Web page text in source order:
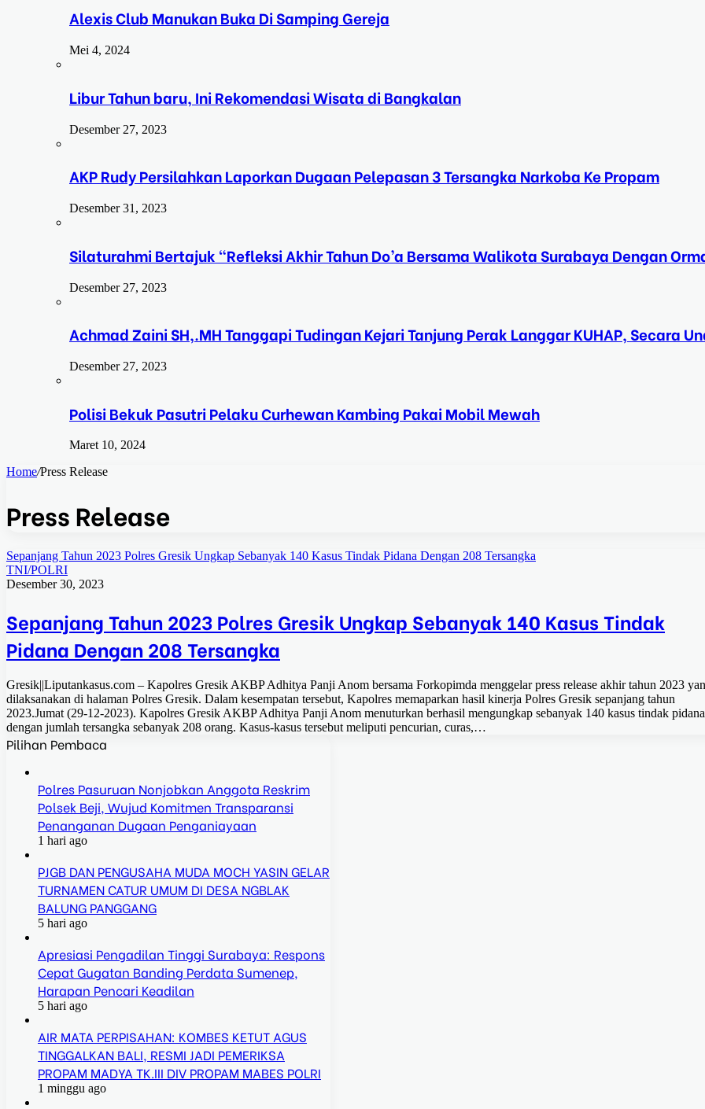
Alexis Club Manukan Buka Di Samping Gereja
Mei 4, 2024
Libur Tahun baru, Ini Rekomendasi Wisata di Bangkalan
Desember 27, 2023
AKP Rudy Persilahkan Laporkan Dugaan Pelepasan 3 Tersangka Narkoba Ke Propam
Desember 31, 2023
Silaturahmi Bertajuk “Refleksi Akhir Tahun Do’a Bersama Walikota Surabaya Dengan
Desember 27, 2023
Achmad Zaini SH,.MH Tanggapi Tudingan Kejari Tanjung Perak Langgar KUHAP, Secara
Desember 27, 2023
Polisi Bekuk Pasutri Pelaku Curhewan Kambing Pakai Mobil Mewah
Maret 10, 2024
Home/Press Release
Press Release
Sepanjang Tahun 2023 Polres Gresik Ungkap Sebanyak 140 Kasus Tindak Pidana Dengan 208 Tersangka
TNI/POLRI
Desember 30, 2023
Sepanjang Tahun 2023 Polres Gresik Ungkap Sebanyak 140 Kasus Tindak
Pidana Dengan 208 Tersangka
Gresik||Liputankasus.com – Kapolres Gresik AKBP Adhitya Panji Anom bersama Forkopimda menggelar press release akhir tahun 2023
dilaksanakan di halaman Polres Gresik. Dalam kesempatan tersebut, Kapolres memaparkan hasil kinerja Polres Gresik sepanjang tahun
2023.Jumat (29-12-2023). Kapolres Gresik AKBP Adhitya Panji Anom menuturkan berhasil mengungkap sebanyak 140 kasus tindak pidana
dengan jumlah tersangka sebanyak 208 orang. Kasus-kasus tersebut meliputi pencurian, curas,…
Pilihan Pembaca
Polres Pasuruan Nonjobkan Anggota Reskrim
Polsek Beji, Wujud Komitmen Transparansi
Penanganan Dugaan Penganiayaan
1 hari ago
PJGB DAN PENGUSAHA MUDA MOCH YASIN GELAR
TURNAMEN CATUR UMUM DI DESA NGBLAK
BALUNG PANGGANG
5 hari ago
Apresiasi Pengadilan Tinggi Surabaya: Respons
Cepat Gugatan Banding Perdata Sumenep,
Harapan Pencari Keadilan
5 hari ago
AIR MATA PERPISAHAN: KOMBES KETUT AGUS
TINGGALKAN BALI, RESMI JADI PEMERIKSA
PROPAM MADYA TK.III DIV PROPAM MABES POLRI
1 minggu ago